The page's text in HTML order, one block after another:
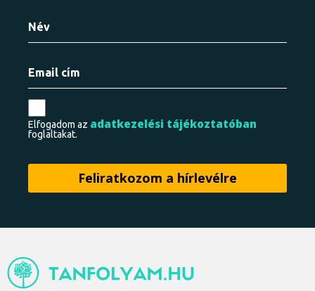
Elfogadom az adatkezelési tájékoztatóban
foglaltakat.